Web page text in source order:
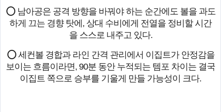
⭕ 남아공은 공격 방향을 바꿔야 하는 순간에도 볼을 과도
하게 끄는 경향 탓에, 상대 수비에게 전열을 정비할 시간
을 스스로 내주고 있다.
⭕ 세컨볼 경합과 라인 간격 관리에서 이집트가 안정감을
보이는 흐름이라면, 90분 동안 누적되는 템포 차이는 결국
이집트 쪽으로 승부를 기울게 만들 가능성이 크다.